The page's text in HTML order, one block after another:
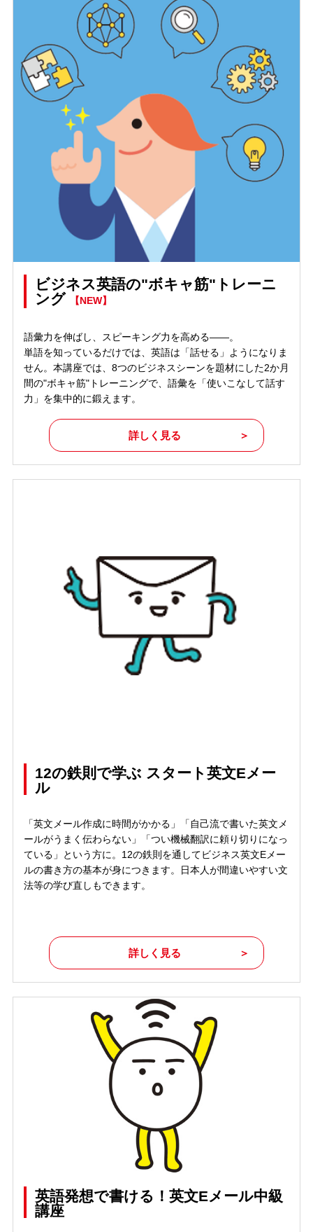
ビジネス英語の"ボキャ筋"トレーニ
ング
【NEW】
語彙力を伸ばし、スピーキング力を高める――。
単語を知っているだけでは、英語は「話せる」ようになりま
せん。本講座では、8つのビジネスシーンを題材にした2か月
間の"ボキャ筋"トレーニングで、語彙を「使いこなして話す
力」を集中的に鍛えます。
詳しく見る
12の鉄則で学ぶ スタート英文Eメー
ル
「英文メール作成に時間がかかる」「自己流で書いた英文メ
ールがうまく伝わらない」「つい機械翻訳に頼り切りになっ
ている」という方に。12の鉄則を通してビジネス英文Eメー
ルの書き方の基本が身につきます。日本人が間違いやすい文
法等の学び直しもできます。
詳しく見る
英語発想で書ける！英文Eメール中級
講座